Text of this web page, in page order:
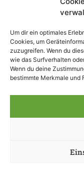
Um dir ein optimales
Cookies, um
zuzugreifen. Wenn du
wie das Surfverhalten
Wenn du deine
bestimmte Merkmale
LINK zum Intranet
Adresse
B.A.L.L.S.
Osterhofener Str. 12
HOTLINE 0800 -
kossak@balls-
Copyright